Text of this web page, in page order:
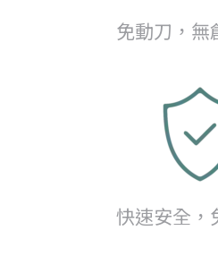
免動刀，無
快速安全，